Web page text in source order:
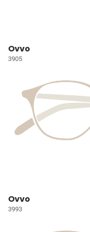
Ovvo
3905
Ovvo
3993